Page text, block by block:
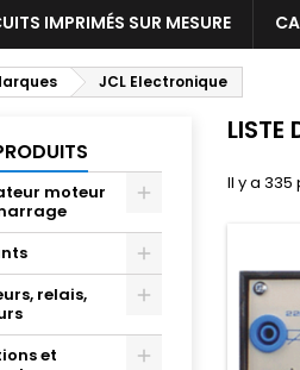
IMPRIMÉS SUR MESURE
JCL Electronique
moteur
relais,
et
LISTE
Il y a 335